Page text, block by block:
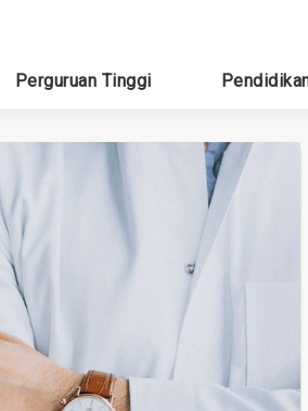
Perguruan Tinggi